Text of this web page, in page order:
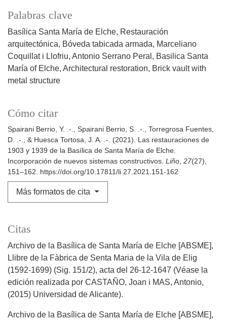
Palabras clave
Basílica Santa María de Elche Restauración
arquitectónica
Bóveda tabicada armada
Marceliano
Coquillat i Llofriu Antonio Serrano Peral
Basilica Santa
María of Elche Architectural restoration
Brick vault with
metal structure
Cómo citar
Spairani Berrio, Y. .-., Spairani Berrio, S. .-., Torregrosa Fuentes,
D. .-., & Huesca Tortosa, J. A. .-. (2021). Las restauraciones de
1903 y 1939 de la Basílica de Santa María de Elche.
Incorporación de nuevos sistemas constructivos. Liño, 27(27),
151–162. https://doi.org/10.17811/li.27.2021.151-162
Más formatos de cita
Citas
Archivo de la Basílica de Santa María de Elche [ABSME],
Llibre de la Fàbrica de Senta Maria de la Vila de Elig
(1592-1699) (Sig. 151/2), acta del 26-12-1647 (Véase la
edición realizada por CASTAÑO, Joan i MAS, Antonio,
(2015) Universidad de Alicante).
Archivo de la Basílica de Santa María de Elche [ABSME],